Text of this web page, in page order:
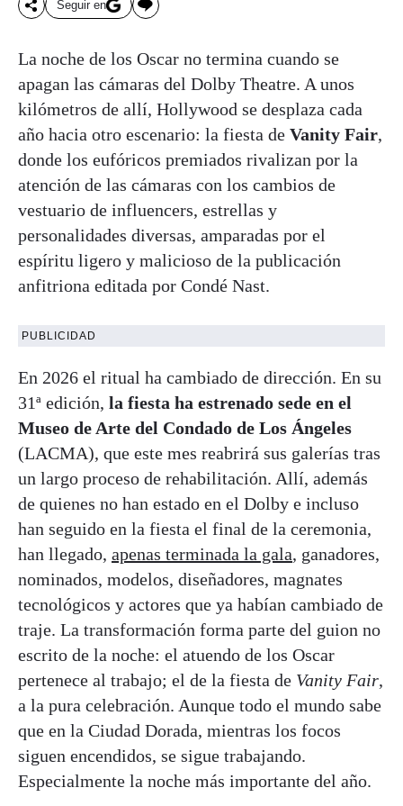
Seguir en
La noche de los Oscar no termina cuando se
apagan las cámaras del Dolby Theatre. A unos
kilómetros de allí, Hollywood se desplaza cada
año hacia otro escenario: la fiesta de Vanity Fair,
donde los eufóricos premiados rivalizan por la
atención de las cámaras con los cambios de
vestuario de influencers, estrellas y
personalidades diversas, amparadas por el
espíritu ligero y malicioso de la publicación
anfitriona editada por Condé Nast.
PUBLICIDAD
En 2026 el ritual ha cambiado de dirección. En su
31ª edición, la fiesta ha estrenado sede en el
Museo de Arte del Condado de Los Ángeles
(LACMA), que este mes reabrirá sus galerías tras
un largo proceso de rehabilitación. Allí, además
de quienes no han estado en el Dolby e incluso
han seguido en la fiesta el final de la ceremonia,
han llegado, apenas terminada la gala, ganadores,
nominados, modelos, diseñadores, magnates
tecnológicos y actores que ya habían cambiado de
traje. La transformación forma parte del guion no
escrito de la noche: el atuendo de los Oscar
pertenece al trabajo; el de la fiesta de Vanity Fair,
a la pura celebración. Aunque todo el mundo sabe
que en la Ciudad Dorada, mientras los focos
siguen encendidos, se sigue trabajando.
Especialmente la noche más importante del año.